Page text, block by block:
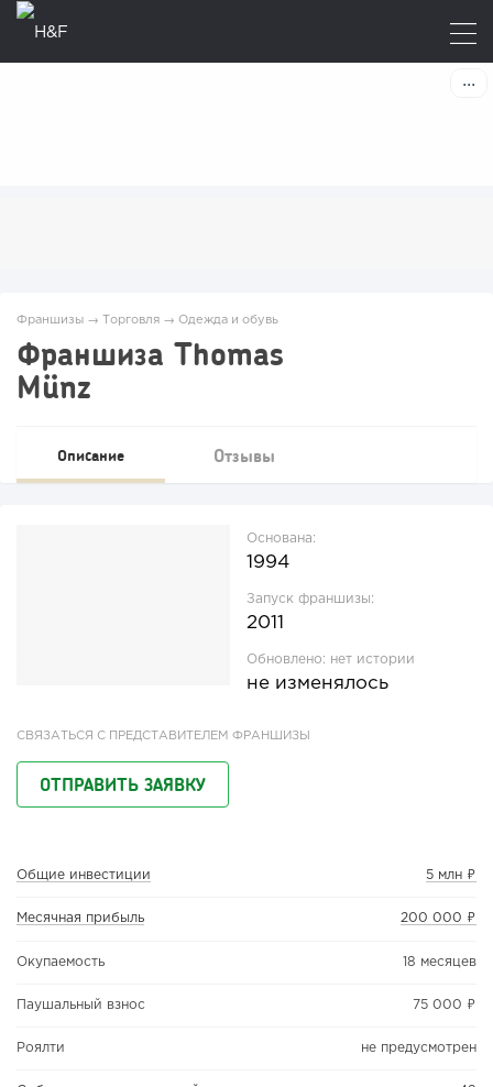
Франшизы → Торговля → Одежда и обувь
Франшиза Thomas
Münz
Описание Отзывы
Основана:
1994
Запуск франшизы:
2011
Обновлено: нет истории
не изменялось
СВЯЗАТЬСЯ С ПРЕДСТАВИТЕЛЕМ ФРАНШИЗЫ
ОТПРАВИТЬ ЗАЯВКУ
Общие инвестиции 5 млн ₽
Месячная прибыль 200 000 ₽
Окупаемость 18 месяцев
Паушальный взнос 75 000 ₽
Роялти не предусмотрен